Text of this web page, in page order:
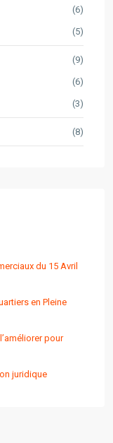
(6)
(5)
(9)
(6)
(3)
(8)
du 15 Avril
en Pleine
pour
juridique